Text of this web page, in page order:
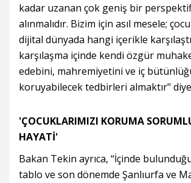
kadar uzanan çok geniş bir
alınmalıdır. Bizim için asıl mesele;
dijital dünyada hangi içerikle
karşılaşma içinde kendi özgür
edebini, mahremiyetini ve iç
koruyabilecek tedbirleri almaktır"
'ÇOCUKLARIMIZI KORUMA
HAYATİ'
Bakan Tekin ayrıca, “İçinde
tablo ve son dönemde Şanlıurfa ve